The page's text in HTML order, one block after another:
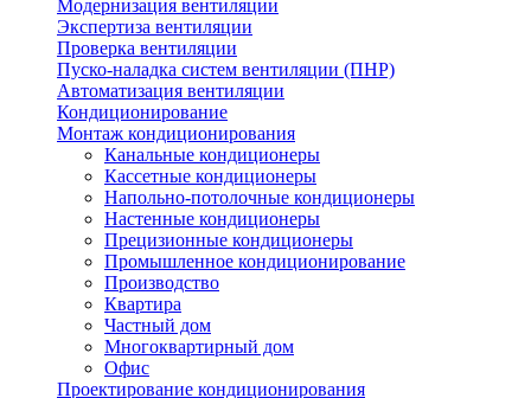
Модернизация вентиляции
Экспертиза вентиляции
Проверка вентиляции
Пуско-наладка систем вентиляции (ПНР)
Автоматизация вентиляции
Кондиционирование
Монтаж кондиционирования
Канальные кондиционеры
Кассетные кондиционеры
Напольно-потолочные кондиционеры
Настенные кондиционеры
Прецизионные кондиционеры
Промышленное кондиционирование
Производство
Квартира
Частный дом
Многоквартирный дом
Офис
Проектирование кондиционирования